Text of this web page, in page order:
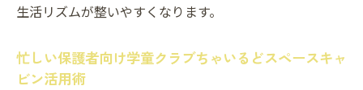
生活リズムが整いやすくなります。
忙しい保護者向け学童クラブちゃいるどスペースキャ
ビン活用術